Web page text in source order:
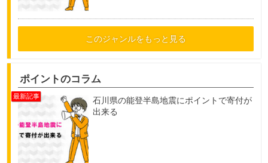
このジャンルをもっと見る
ポイントのコラム
石川県の能登半島地震にポイントで寄付が
出来る